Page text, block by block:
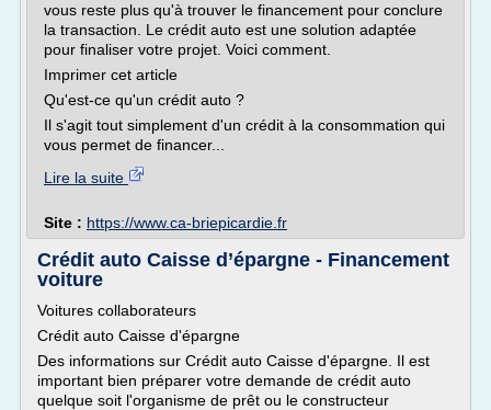
vous reste plus qu'à trouver le financement pour conclure
la transaction. Le crédit auto est une solution adaptée
pour finaliser votre projet. Voici comment.
Imprimer cet article
Qu'est-ce qu'un crédit auto ?
Il s'agit tout simplement d'un crédit à la consommation qui
vous permet de financer...
Lire la suite
Site : https://www.ca-briepicardie.fr
Crédit auto Caisse d’épargne - Financement
voiture
Voitures collaborateurs
Crédit auto Caisse d'épargne
Des informations sur Crédit auto Caisse d'épargne. Il est
important bien préparer votre demande de crédit auto
quelque soit l'organisme de prêt ou le constructeur